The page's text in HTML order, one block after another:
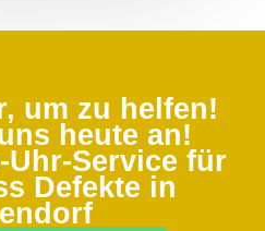
um zu helfen!
heute an!
Uhr-Service für
Defekte in